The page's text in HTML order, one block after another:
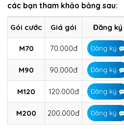
các bạn tham khảo bảng sau:
Gói cước Giá gói Đăng ký
M70 70.000đ Đăng ký
M90 90.000đ Đăng ký
M120 120.000đ Đăng ký
M200 200.000đ Đăng ký